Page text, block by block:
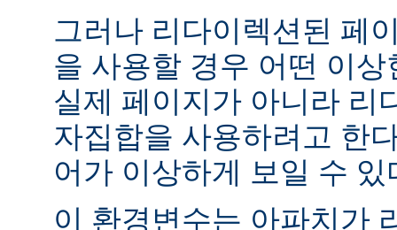
그러나 리다이렉션된 페
을 사용할 경우 어떤 이
실제 페이지가 아니라 리
자집합을 사용하려고 한
어가 이상하게 보일 수 있
이 환경변수는 아파치가